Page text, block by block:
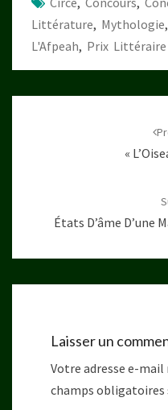
Littérature, Mythologie,
L'Afpeah, Prix Littéraire
«
États D’âme D’une
Laisser un
Votre adresse e-mail
champs obligatoires